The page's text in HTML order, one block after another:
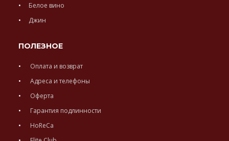
Белое вино
Джин
ПОЛЕЗНОЕ
Оплата и возврат
Адреса и телефоны
Оферта
Гарантия подлинности
HoReCa